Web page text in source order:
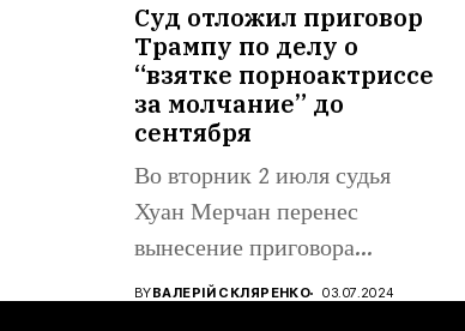
Суд отложил приговор
Трампу по делу о
“взятке порноактриссе
за молчание” до
сентября
Во вторник 2 июля судья
Хуан Мерчан перенес
вынесение приговора
кандидату в...
BYВАЛЕРІЙ СКЛЯРЕНКО 03.07.2024